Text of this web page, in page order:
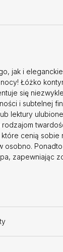
jak i
Łóżko
się
i subtelnej
lektury
cenią
osobno.
zapewniając